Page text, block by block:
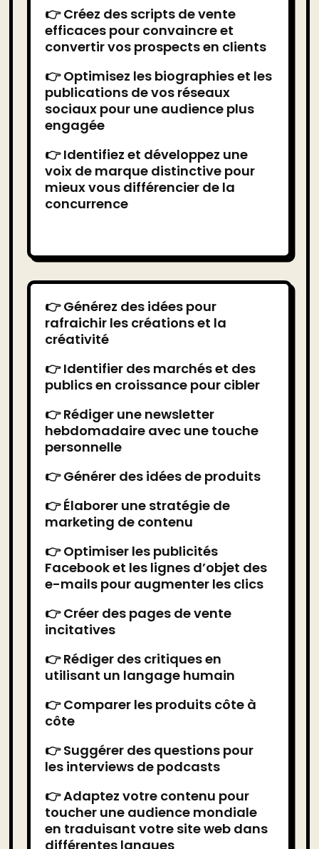
👉 Créez des scripts de vente
efficaces pour convaincre et
convertir vos prospects en clients
👉 Optimisez les biographies et les
publications de vos réseaux
sociaux pour une audience plus
engagée
👉 Identifiez et développez une
voix de marque distinctive pour
mieux vous différencier de la
concurrence
👉 Générez des idées pour
rafraichir les créations et la
créativité
👉 Identifier des marchés et des
publics en croissance pour cibler
👉 Rédiger une newsletter
hebdomadaire avec une touche
personnelle
👉 Générer des idées de produits
👉 Élaborer une stratégie de
marketing de contenu
👉 Optimiser les publicités
Facebook et les lignes d’objet des
e-mails pour augmenter les clics
👉 Créer des pages de vente
incitatives
👉 Rédiger des critiques en
utilisant un langage humain
👉 Comparer les produits côte à
côte
👉 Suggérer des questions pour
les interviews de podcasts
👉 Adaptez votre contenu pour
toucher une audience mondiale
en traduisant votre site web dans
différentes langues